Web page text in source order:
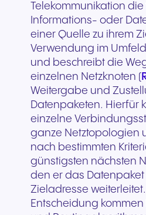
Telekommunikation
Informations- oder
einer Quelle zu ihrem
Verwendung im
und beschreibt die
einzelnen Netzknoten (
Weitergabe und
Datenpaketen. Hierfür
einzelne
ganze Netztopologien
nach bestimmten
günstigsten nächsten
den er das
Zieladresse
Entscheidung